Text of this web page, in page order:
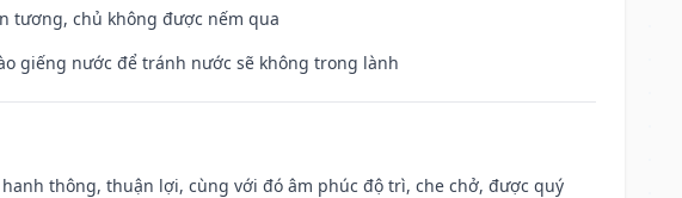
tương, chủ không được nếm qua
giếng nước để tránh nước sẽ không trong lành
thông, thuận lợi, cùng với đó âm phúc độ trì, che chở, được quý